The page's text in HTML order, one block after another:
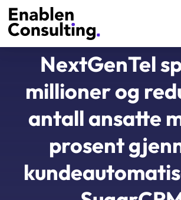
NextGenTel
millioner og
antall ansatte
prosent